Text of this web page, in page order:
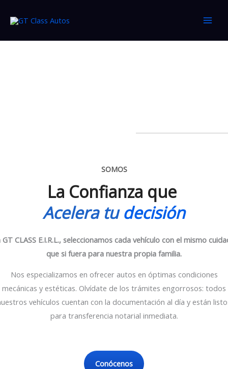
SOMOS
La Confianza que
Acelera tu decisión
GT CLASS E.I.R.L., seleccionamos cada vehículo con el mismo
que si fuera para nuestra propia familia.
Nos especializamos en ofrecer autos en óptimas condiciones
mecánicas y estéticas. Olvídate de los trámites engorrosos: todos
vehículos cuentan con la documentación al día y están
para transferencia notarial inmediata.
Conócenos